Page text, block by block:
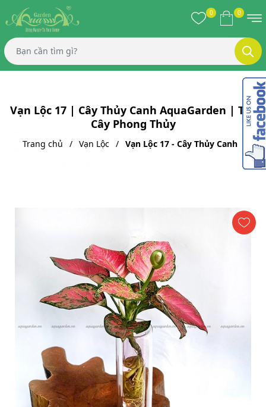
0 0
Vạn Lộc 17 | Cây Thủy Canh AquaGarden | Top
Cây Phong Thủy
Trang chủ Vạn Lộc Vạn Lộc 17 - Cây Thủy Canh